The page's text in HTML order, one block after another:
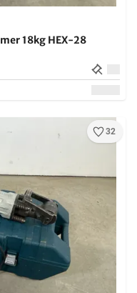
18kg HEX-28
32